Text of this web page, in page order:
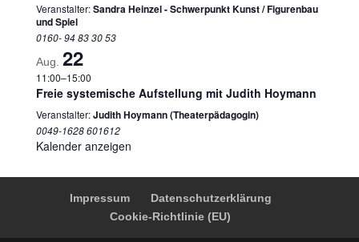
Veranstalter:Sandra Heinzel - Schwerpunkt Kunst / Figurenbau
und Spiel
0160- 94 83 30 53
Aug. 22
11:00–15:00
Freie systemische Aufstellung mit Judith Hoymann
Veranstalter:Judith Hoymann (Theaterpädagogin)
0049-1628 601612
Kalender anzeigen
Impressum
Datenschutzerklärung
Cookie-Richtlinie (EU)